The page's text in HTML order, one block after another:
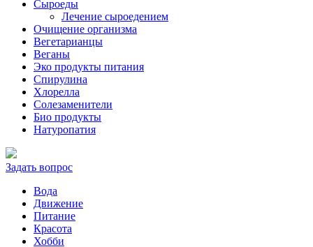
Сыроеды
Лечение сыроедением
Очищение организма
Вегетарианцы
Веганы
Эко продукты питания
Спирулина
Хлорелла
Солезаменители
Био продукты
Натуропатия
Задать вопрос
Вода
Движение
Питание
Красота
Хобби